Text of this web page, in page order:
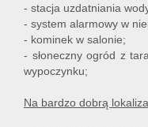
- stacja uzdatniania
- system alarmowy w
- kominek w salonie;
- słoneczny ogród z
wypoczynku;
Na bardzo dobrą